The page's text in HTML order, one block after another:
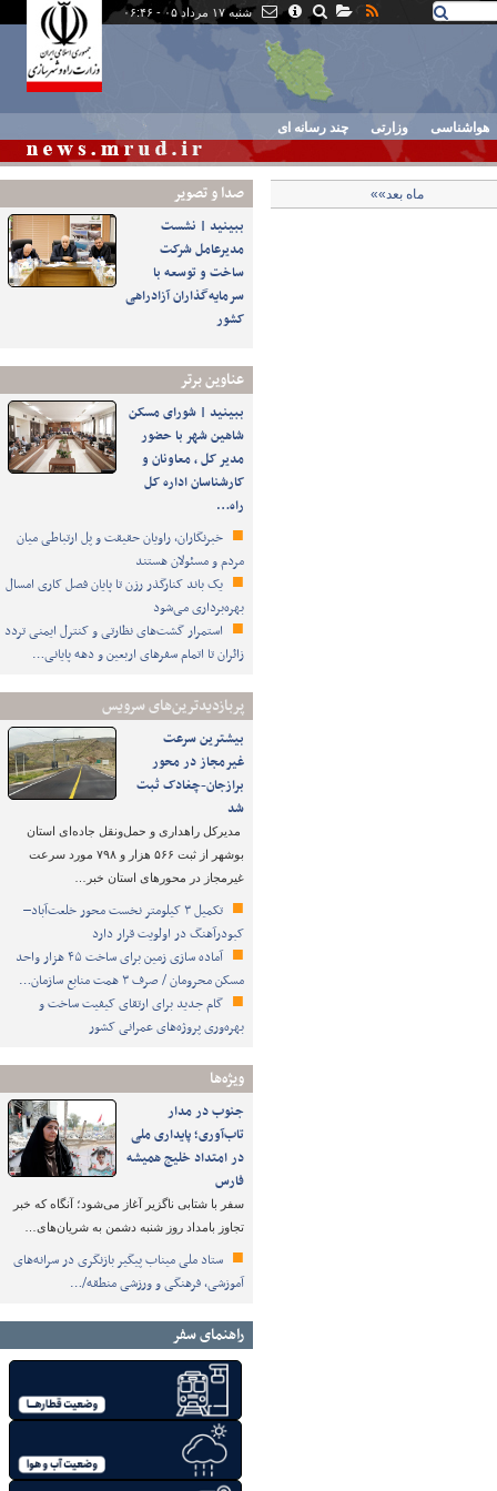
شنبه ۱۷ مرداد ۰۵ - ۰۶:۴۶
هواشناسی وزارتی چند رسانه ای
صدا و تصوير
ببینید | نشست
مدیرعامل شرکت
ساخت و توسعه با
سرمایه‌گذاران آزادراهی
کشور
عناوین برتر
ببینید | شورای مسکن
شاهین شهر با حضور
مدیر کل ، معاونان و
کارشناسان اداره کل
راه…
خبرنگاران، راویان حقیقت و پل ارتباطی میان
مردم و مسئولان هستند
یک باند کنارگذر رزن تا پایان فصل کاری امسال
بهره‌برداری می‌شود
استمرار گشت‌های نظارتی و کنترل ایمنی تردد
زائران تا اتمام سفرهای اربعین و دهه پایانی…
پربازدیدترین‌های سرویس
بیشترین سرعت
غیرمجاز در محور
برازجان-چغادک ثبت
شد
مدیرکل راهداری و حمل‌ونقل جاده‌ای استان
بوشهر از ثبت ۵۶۶ هزار و ۷۹۸ مورد سرعت
غیرمجاز در محورهای استان خبر…
تکمیل ۳ کیلومتر نخست محور خلعت‌آباد–
کبودرآهنگ در اولویت قرار دارد
آماده سازی زمین برای ساخت ۴۵ هزار واحد
مسکن محرومان / صرف ۳ همت منابع سازمان…
گام جدید برای ارتقای کیفیت ساخت و
بهره‌وری پروژه‌های عمرانی کشور
ویژه‌ها
جنوب در مدار
تاب‌آوری؛ پایداری ملی
در امتداد خلیج همیشه
فارس
سفر با شتابی ناگزیر آغاز می‌شود؛ آنگاه که خبر
تجاوز بامداد روز شنبه دشمن به شریان‌های…
ستاد ملی میناب پیگیر بازنگری در سرانه‌های
آموزشی، فرهنگی و ورزشی منطقه/…
راهنمای سفر
ماه بعد»»